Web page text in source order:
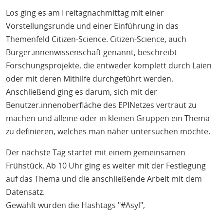
Los ging es am Freitagnachmittag mit einer
Vorstellungsrunde und einer Einführung in das
Themenfeld Citizen-Science. Citizen-Science, auch
Bürger.innenwissenschaft genannt, beschreibt
Forschungsprojekte, die entweder komplett durch Laien
oder mit deren Mithilfe durchgeführt werden.
Anschließend ging es darum, sich mit der
Benutzer.innenoberfläche des EPINetzes vertraut zu
machen und alleine oder in kleinen Gruppen ein Thema
zu definieren, welches man näher untersuchen möchte.
Der nächste Tag startet mit einem gemeinsamen
Frühstück. Ab 10 Uhr ging es weiter mit der Festlegung
auf das Thema und die anschließende Arbeit mit dem
Datensatz.
Gewählt wurden die Hashtags "#Asyl",